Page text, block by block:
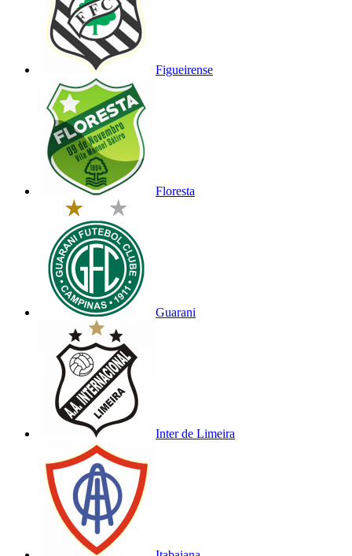
Figueirense
Floresta
Guarani
Inter de Limeira